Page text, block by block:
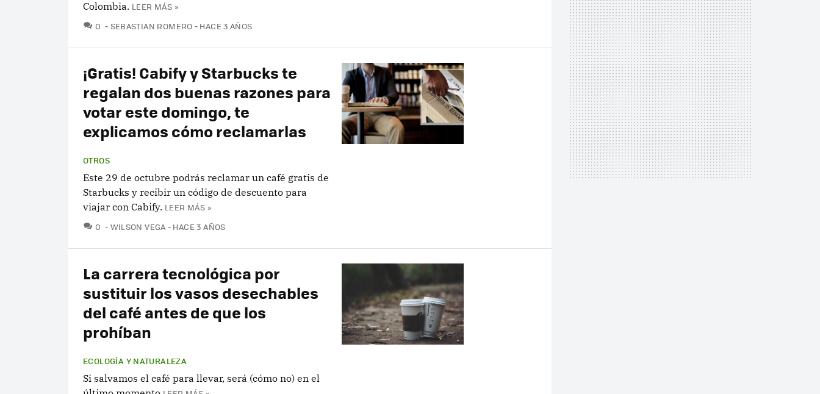
Colombia. LEER MÁS »
0 COMENTARIOS
SEBASTIAN ROMERO HACE 3 AÑOS
¡Gratis! Cabify y Starbucks te
regalan dos buenas razones para
votar este domingo, te
explicamos cómo reclamarlas
OTROS
Este 29 de octubre podrás reclamar un café gratis de
Starbucks y recibir un código de descuento para
viajar con Cabify. LEER MÁS »
0 COMENTARIOS
WILSON VEGA HACE 3 AÑOS
La carrera tecnológica por
sustituir los vasos desechables
del café antes de que los
prohíban
ECOLOGÍA Y NATURALEZA
Si salvamos el café para llevar, será (cómo no) en el